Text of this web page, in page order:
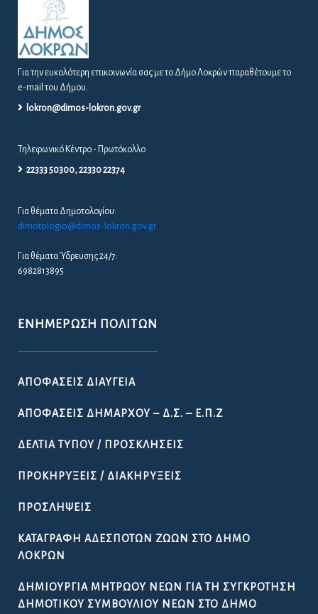
Για την ευκολότερη επικοινωνία σας με το Δήμο Λοκρών παραθέτουμε το
e-mail του Δήμου.
lokron@dimos-lokron.gov.gr
Τηλεφωνικό Κέντρο - Πρωτόκολλο
22333 50300, 22330 22374
Για θέματα Δημοτολογίου:
dimotologio@dimos-lokron.gov.gr
Για θέματα Ύδρευσης 24/7:
6982813895
ΕΝΗΜΈΡΩΣΗ ΠΟΛΙΤΏΝ
ΑΠΟΦΆΣΕΙΣ ΔΙΑΎΓΕΙΑ
ΑΠΟΦΆΣΕΙΣ ΔΗΜΆΡΧΟΥ – Δ.Σ. – Ε.Π.Ζ
ΔΕΛΤΊΑ ΤΎΠΟΥ / ΠΡΟΣΚΛΉΣΕΙΣ
ΠΡΟΚΗΡΎΞΕΙΣ / ΔΙΑΚΗΡΎΞΕΙΣ
ΠΡΟΣΛΉΨΕΙΣ
ΚΑΤΑΓΡΑΦΉ ΑΔΈΣΠΟΤΩΝ ΖΏΩΝ ΣΤΟ ΔΉΜΟ
ΛΟΚΡΏΝ
ΔΗΜΙΟΥΡΓΊΑ ΜΗΤΡΏΟΥ ΝΈΩΝ ΓΙΑ ΤΗ ΣΥΓΚΡΌΤΗΣΗ
ΔΗΜΟΤΙΚΟΎ ΣΥΜΒΟΥΛΊΟΥ ΝΈΩΝ ΣΤΟ ΔΉΜΟ